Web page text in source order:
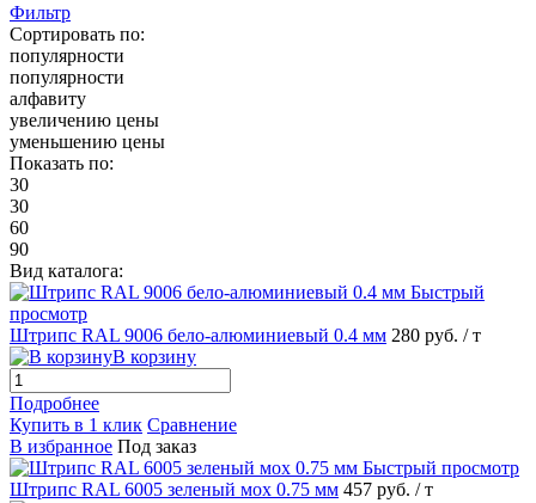
Фильтр
Сортировать по:
популярности
популярности
алфавиту
увеличению цены
уменьшению цены
Показать по:
30
30
60
90
Вид каталога:
Быстрый
просмотр
Штрипс RAL 9006 бело-алюминиевый 0.4 мм 280 руб. / т
В корзину
Подробнее
Купить в 1 клик Сравнение
В избранное Под заказ
Быстрый просмотр
Штрипс RAL 6005 зеленый мох 0.75 мм 457 руб. / т